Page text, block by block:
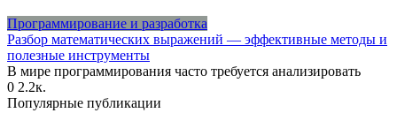
Программирование и разработка
Разбор математических выражений — эффективные методы и
полезные инструменты
В мире программирования часто требуется анализировать
0 2.2к.
Популярные публикации